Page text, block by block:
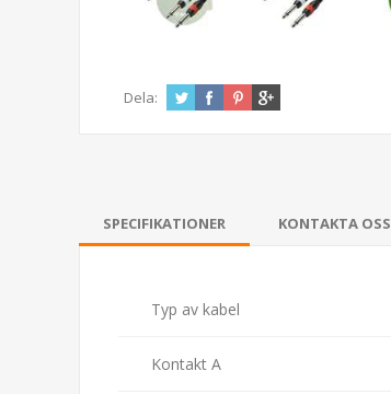
Dela:
SPECIFIKATIONER KONTAKTA OSS
Typ av kabel
Kontakt A